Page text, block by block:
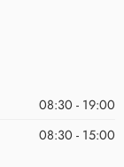
08:30 - 19:00
08:30 - 15:00